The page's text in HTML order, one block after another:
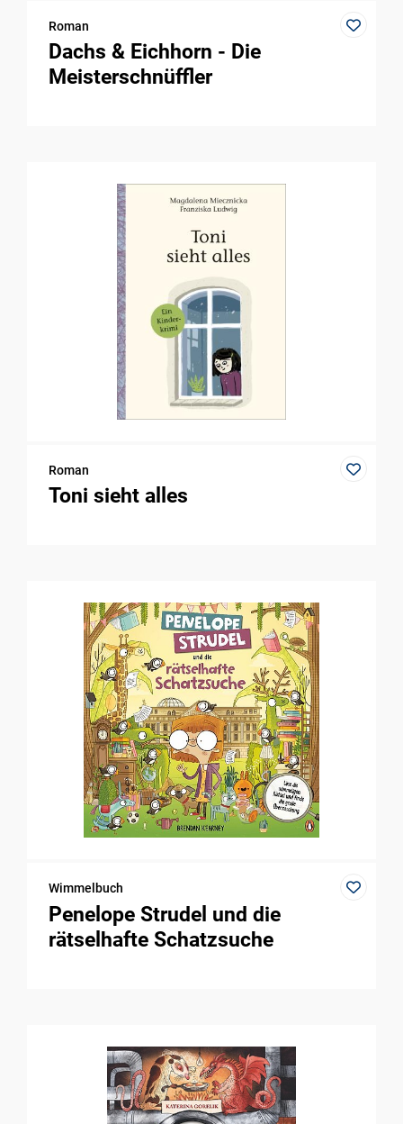
Roman
Dachs & Eichhorn - Die
Meisterschnüffler
Roman
Toni sieht alles
Wimmelbuch
Penelope Strudel und die
rätselhafte Schatzsuche